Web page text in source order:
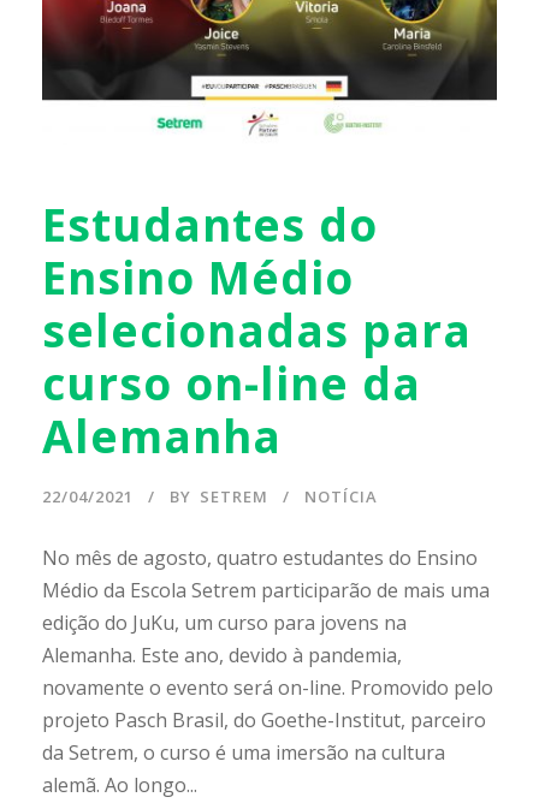
Estudantes do
Ensino Médio
selecionadas para
curso on-line da
Alemanha
22/04/2021 BY SETREM NOTÍCIA
No mês de agosto, quatro estudantes do Ensino
Médio da Escola Setrem participarão de mais uma
edição do JuKu, um curso para jovens na
Alemanha. Este ano, devido à pandemia,
novamente o evento será on-line. Promovido pelo
projeto Pasch Brasil, do Goethe-Institut, parceiro
da Setrem, o curso é uma imersão na cultura
alemã. Ao longo...